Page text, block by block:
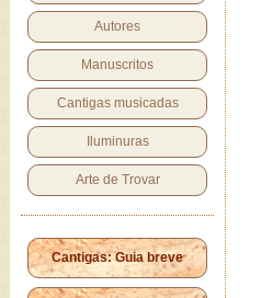
Autores
Manuscritos
Cantigas musicadas
Iluminuras
Arte de Trovar
Cantigas: Guia breve